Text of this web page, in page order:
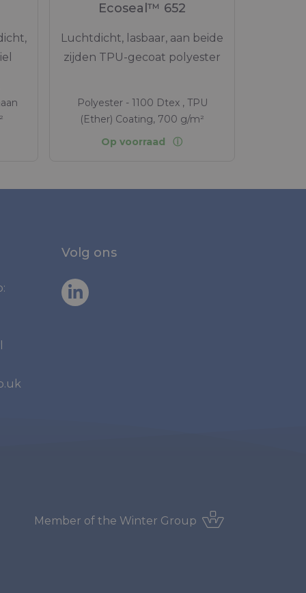
Ecoseal™ 652
Luchtdicht, lasbaar, aan beide
zijden TPU-gecoat polyester
Polyester - 1100 Dtex , TPU
(Ether) Coating, 700 g/m²
Op voorraad
Volg ons
Member of the Winter Group